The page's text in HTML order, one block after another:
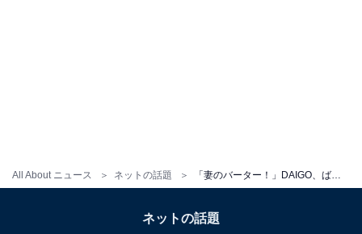
All About ニュース ネットの話題
ネットの話題